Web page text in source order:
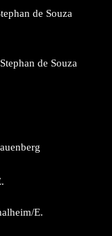
de Souza
E.